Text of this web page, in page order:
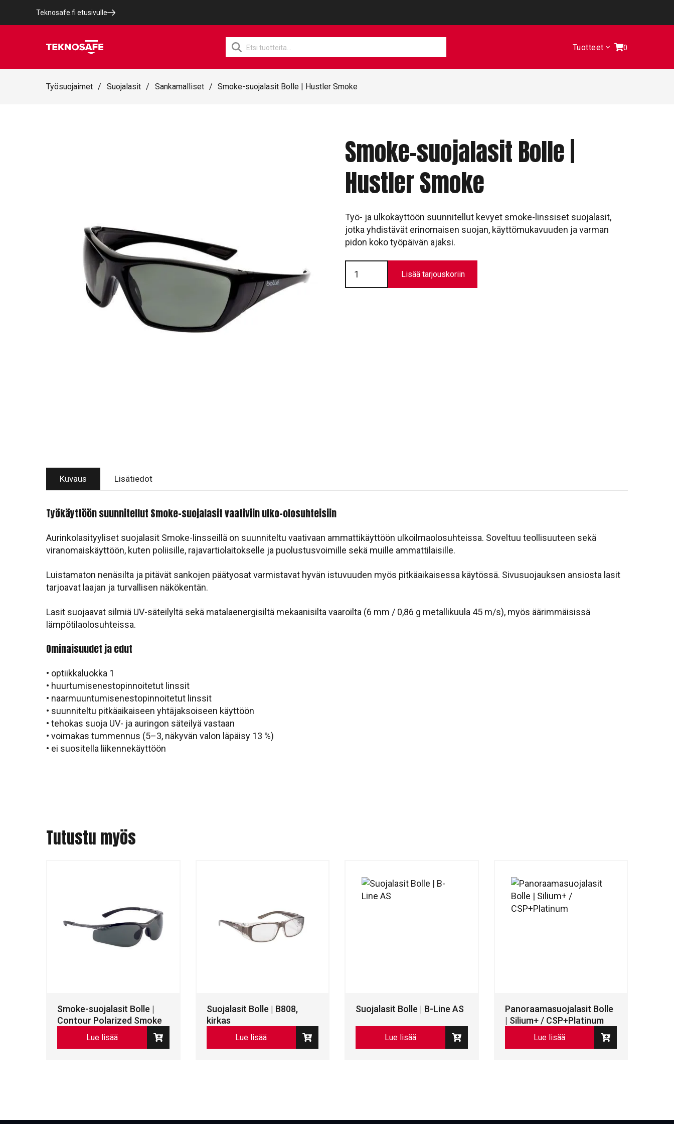
Teknosafe.fi etusivulle
Products
search
Tuotteet 0
Työsuojaimet / Suojalasit / Sankamalliset / Smoke-suojalasit Bolle | Hustler Smoke
Smoke-suojalasit Bolle |
Hustler Smoke
Työ- ja ulkokäyttöön suunnitellut kevyet smoke-linssiset suojalasit,
jotka yhdistävät erinomaisen suojan, käyttömukavuuden ja varman
pidon koko työpäivän ajaksi.
Smoke-
suojalasit
Bolle
|
Lisää tarjouskoriin
Kuvaus Lisätiedot
Työkäyttöön suunnitellut Smoke-suojalasit vaativiin ulko-olosuhteisiin
Aurinkolasityyliset suojalasit Smoke-linsseillä on suunniteltu vaativaan ammattikäyttöön ulkoilmaolosuhteissa. Soveltuu teollisuuteen sekä
viranomaiskäyttöön, kuten poliisille, rajavartiolaitokselle ja puolustusvoimille sekä muille ammattilaisille.
Luistamaton nenäsilta ja pitävät sankojen päätyosat varmistavat hyvän istuvuuden myös pitkäaikaisessa käytössä. Sivusuojauksen ansiosta lasit
tarjoavat laajan ja turvallisen näkökentän.
Lasit suojaavat silmiä UV-säteilyltä sekä matalaenergisiltä mekaanisilta vaaroilta (6 mm / 0,86 g metallikuula 45 m/s), myös äärimmäisissä
lämpötilaolosuhteissa.
Ominaisuudet ja edut
• optiikkaluokka 1
• huurtumisenestopinnoitetut linssit
• naarmuuntumisenestopinnoitetut linssit
• suunniteltu pitkäaikaiseen yhtäjaksoiseen käyttöön
• tehokas suoja UV- ja auringon säteilyä vastaan
• voimakas tummennus (5–3, näkyvän valon läpäisy 13 %)
• ei suositella liikennekäyttöön
Tutustu myös
Smoke-suojalasit Bolle |
Contour Polarized Smoke
Lue lisää
Suojalasit Bolle | B808,
kirkas
Lue lisää
Suojalasit Bolle | B-Line AS
Lue lisää
Panoraamasuojalasit Bolle
| Silium+ / CSP+Platinum
Lue lisää